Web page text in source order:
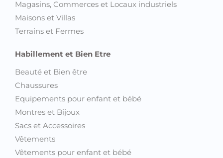
Magasins, Commerces et Locaux industriels
Maisons et Villas
Terrains et Fermes
Habillement et Bien Etre
Beauté et Bien être
Chaussures
Equipements pour enfant et bébé
Montres et Bijoux
Sacs et Accessoires
Vêtements
Vêtements pour enfant et bébé